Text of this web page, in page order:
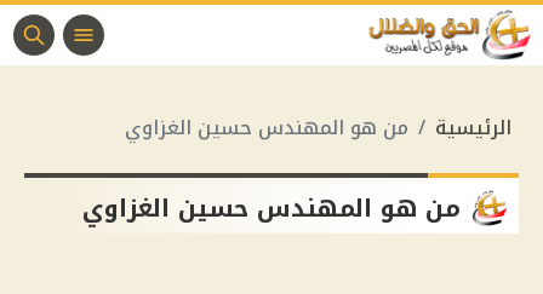
الرئيسية من هو المهندس حسين الغزاوي
من هو المهندس حسين الغزاوي